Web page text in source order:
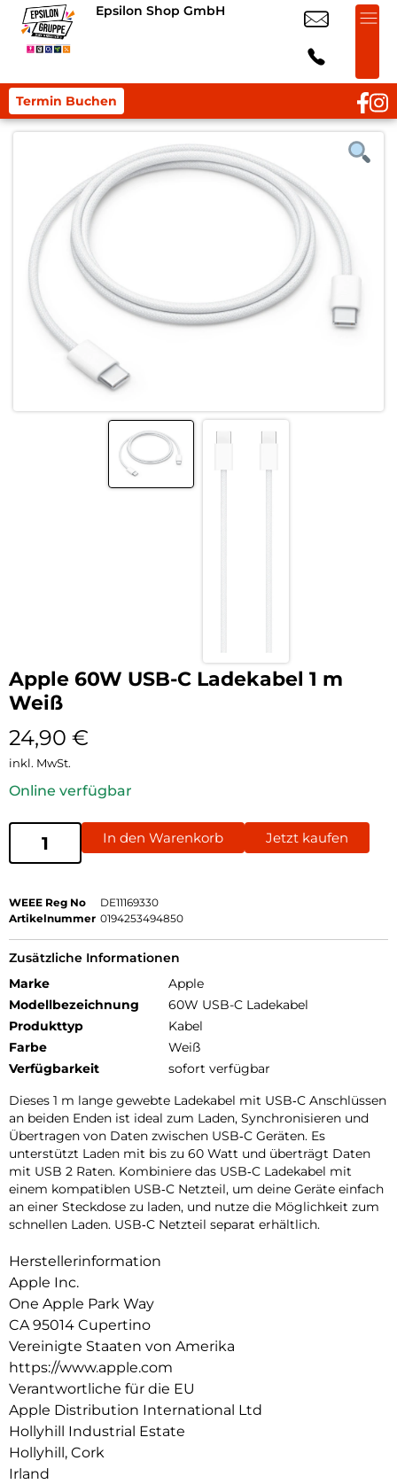
Epsilon Shop GmbH
Termin Buchen
Apple 60W USB-C Ladekabel 1 m
Weiß
24,90 €
inkl. MwSt.
Online verfügbar
In den Warenkorb Jetzt kaufen
WEEE Reg No
DE11169330
Artikelnummer 0194253494850
Zusätzliche Informationen
Marke
Apple
Modellbezeichnung
60W USB-C Ladekabel
Produkttyp
Kabel
Farbe
Weiß
Verfügbarkeit
sofort verfügbar
Dieses 1 m lange gewebte Ladekabel mit USB‑C Anschlüssen
an beiden Enden ist ideal zum Laden, Synchronisieren und
Übertragen von Daten zwischen USB‑C Geräten. Es
unterstützt Laden mit bis zu 60 Watt und überträgt Daten
mit USB 2 Raten. Kombiniere das USB‑C Ladekabel mit
einem kompatiblen USB‑C Netzteil, um deine Geräte einfach
an einer Steckdose zu laden, und nutze die Möglichkeit zum
schnellen Laden. USB‑C Netzteil separat erhältlich.
Herstellerinformation
Apple Inc.
One Apple Park Way
CA 95014 Cupertino
Vereinigte Staaten von Amerika
https://www.apple.com
Verantwortliche für die EU
Apple Distribution International Ltd
Hollyhill Industrial Estate
Hollyhill, Cork
Irland